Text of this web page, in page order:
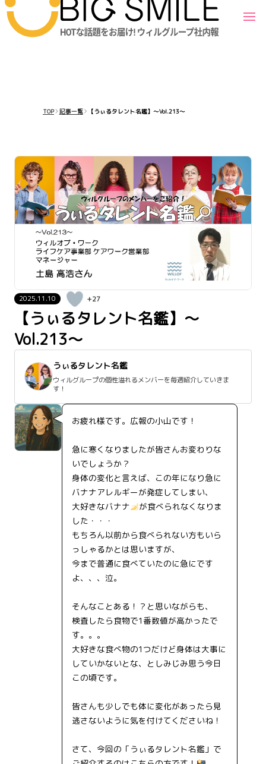
TOP 記事一覧 【うぃるタレント名鑑】～Vol.213～
2025.11.10 +27
【うぃるタレント名鑑】～
Vol.213～
うぃるタレント名鑑
ウィルグループの個性溢れるメンバーを毎週紹介していきま
す！
お疲れ様です。広報の小山です！
急に寒くなりましたが皆さんお変わりな
いでしょうか？
身体の変化と言えば、この年になり急に
バナナアレルギーが発症してしまい、
大好きなバナナ
が食べられなくなりま
した・・・
もちろん以前から食べられない方もいら
っしゃるかとは思いますが、
今まで普通に食べていたのに急にです
よ、、、泣。
そんなことある！？と思いながらも、
検査したら食物で1番数値が高かったで
す。。。
大好きな食べ物の1つだけど身体は大事に
していかないとな、としみじみ思う今日
この頃です。
皆さんも少しでも体に変化があったら見
逃さないように気を付けてくださいね！
さて、今回の「うぃるタレント名鑑」で